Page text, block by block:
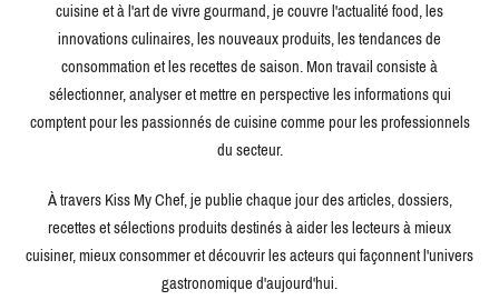
cuisine et à l'art de vivre gourmand, je couvre l'actualité food, les
innovations culinaires, les nouveaux produits, les tendances de
consommation et les recettes de saison. Mon travail consiste à
sélectionner, analyser et mettre en perspective les informations qui
comptent pour les passionnés de cuisine comme pour les professionnels
du secteur.
À travers Kiss My Chef, je publie chaque jour des articles, dossiers,
recettes et sélections produits destinés à aider les lecteurs à mieux
cuisiner, mieux consommer et découvrir les acteurs qui façonnent l'univers
gastronomique d'aujourd'hui.